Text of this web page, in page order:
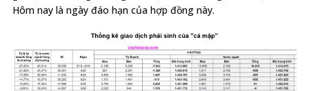
Hôm nay là ngày đáo hạn của hợp đồng này.